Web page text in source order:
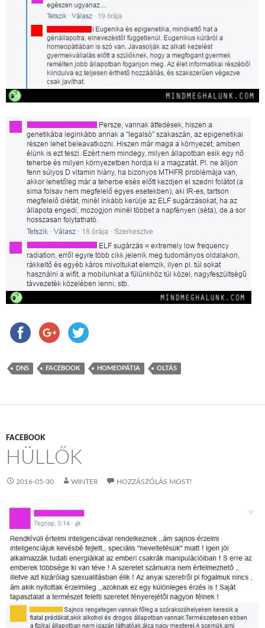
DNS FACEBOOK HOMEOPÁTIA OLTÁS
FACEBOOK
HÜLLŐK
2016-05-30 WINTER HOZZÁSZÓLÁS MOST!